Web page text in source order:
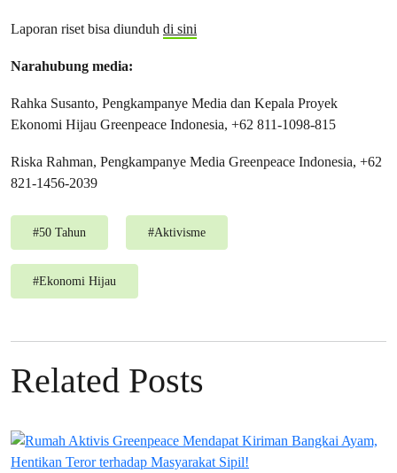
Laporan riset bisa diunduh di sini
Narahubung media:
Rahka Susanto, Pengkampanye Media dan Kepala Proyek
Ekonomi Hijau Greenpeace Indonesia, +62 811-1098-815
Riska Rahman, Pengkampanye Media Greenpeace Indonesia, +62
821-1456-2039
#50 Tahun #Aktivisme
#Ekonomi Hijau
Related Posts